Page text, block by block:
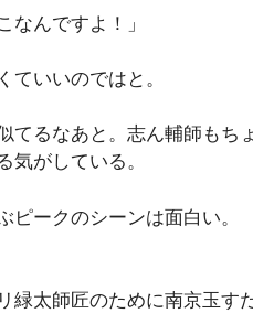
なんですよ！」
ていいのではと。
てるなあと。志ん輔師もち
気がしている。
ークのシーンは面白い。
太師匠のために南京玉すだ